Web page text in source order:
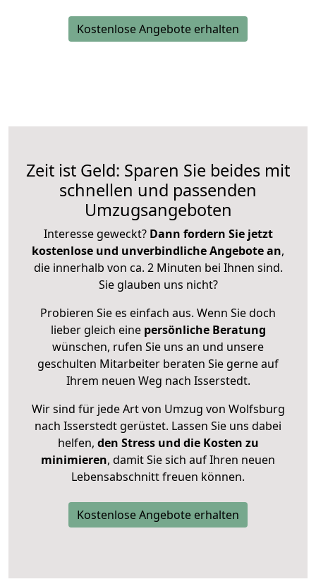
Kostenlose Angebote erhalten
Zeit ist Geld: Sparen Sie beides mit
schnellen und passenden
Umzugsangeboten
Interesse geweckt? Dann fordern Sie jetzt
kostenlose und unverbindliche Angebote an,
die innerhalb von ca. 2 Minuten bei Ihnen sind.
Sie glauben uns nicht?
Probieren Sie es einfach aus. Wenn Sie doch
lieber gleich eine persönliche Beratung
wünschen, rufen Sie uns an und unsere
geschulten Mitarbeiter beraten Sie gerne auf
Ihrem neuen Weg nach Isserstedt.
Wir sind für jede Art von Umzug von Wolfsburg
nach Isserstedt gerüstet. Lassen Sie uns dabei
helfen, den Stress und die Kosten zu
minimieren, damit Sie sich auf Ihren neuen
Lebensabschnitt freuen können.
Kostenlose Angebote erhalten